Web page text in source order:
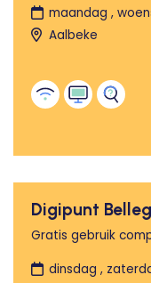
maandag ,
Aalbeke
Digipunt
Gratis gebruik
dinsdag ,